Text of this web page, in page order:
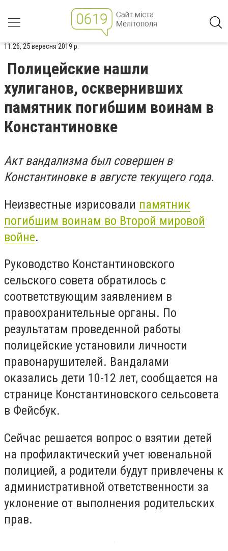
11:26, 25 вересня 2019 р.
Полицейские нашли
хулиганов, осквернивших
памятник погибшим воинам в
Константиновке
Акт вандализма был совершен в
Константиновке в августе текущего года.
Неизвестные изрисовали памятник
погибшим воинам во Второй мировой
войне.
Руководство Константиновского
сельского совета обратилось с
соответствующим заявлением в
правоохранительные органы. По
результатам проведенной работы
полицейские установили личности
правонарушителей. Вандалами
оказались дети 10-12 лет, сообщается на
странице Константиновского сельсовета
в Фейсбук.
Сейчас решается вопрос о взятии детей
на профилактический учет ювенальной
полицией, а родители будут привлечены к
административной ответственности за
уклонение от выполнения родительских
прав.